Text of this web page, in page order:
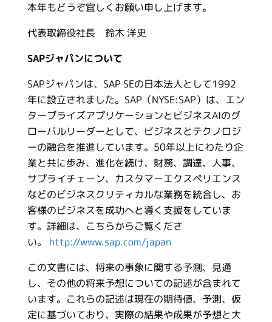
本年もどうぞ宜しくお願い申し上げます。
代表取締役社長 鈴木 洋史
SAPジャパンについて
SAPジャパンは、SAP SEの日本法人として1992
年に設立されました。SAP（NYSE:SAP）は、エン
タープライズアプリケーションとビジネスAIのグ
ローバルリーダーとして、ビジネスとテクノロジ
ーの融合を推進しています。50年以上にわたり企
業と共に歩み、進化を続け、財務、調達、人事、
サプライチェーン、カスタマーエクスペリエンス
などのビジネスクリティカルな業務を統合し、お
客様のビジネスを成功へと導く支援をしていま
す。詳細は、こちらからご覧くださ
い。 http://www.sap.com/japan
この文書には、将来の事象に関する予測、見通
し、その他の将来予想についての記述が含まれて
います。これらの記述は現在の期待値、予測、仮
定に基づいており、実際の結果や成果が予想と大